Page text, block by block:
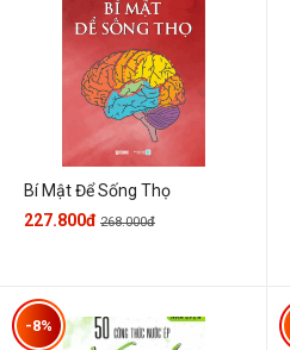
Bí Mật Để Sống Thọ
227.800đ 268.000đ
-8%